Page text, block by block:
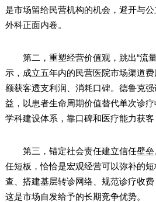
是市场留给民营机构的机会，避开与
外科正面内卷。
第二，重塑经营价值观，跳出“流量
示，成立五年内的民营医院市场渠道
额获客透支利润、消耗口碑。德鲁克
益，以患者生命周期价值替代单次诊
学科建设体系，靠口碑和医疗能力获客
第三，锚定社会责任建立信任壁垒
任短板，恰恰是宏观经营可以弥补的
查、搭建基层转诊网络、规范诊疗收费
这是市场自发给予的长期竞争优势。